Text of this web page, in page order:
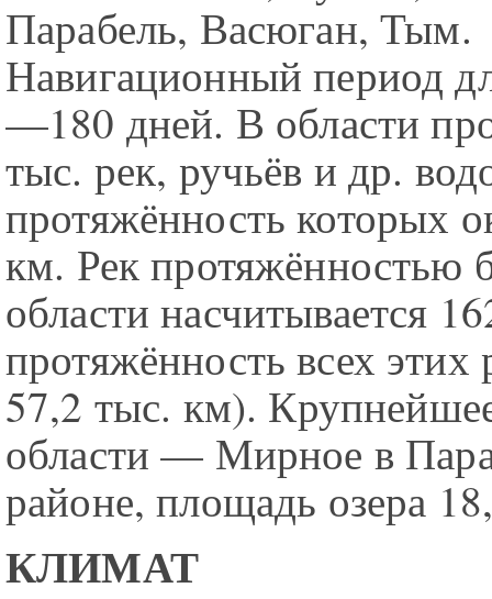
Парабель, Васюган, Тым.
Навигационный период
—180 дней. В области
тыс. рек, ручьёв и др.
протяжённость которых
км. Рек протяжённостью
области насчитывается
протяжённость всех этих
57,2 тыс. км).
области — Мирное в
районе, площадь озера
КЛИМАТ